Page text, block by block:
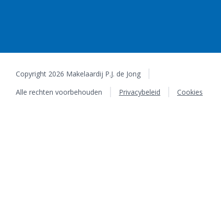
Copyright 2026 Makelaardij P.J. de Jong
Alle rechten voorbehouden
Privacybeleid Cookies